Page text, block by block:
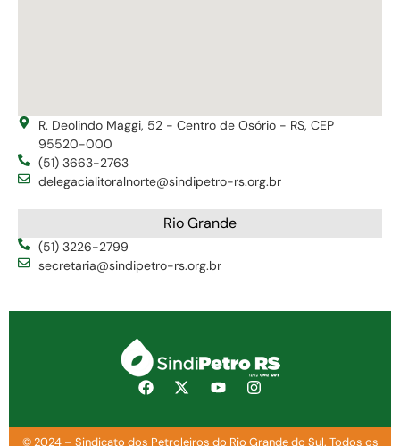
R. Deolindo Maggi, 52 - Centro de Osório - RS, CEP
95520-000
(51) 3663-2763
delegacialitoralnorte@sindipetro-rs.org.br
Rio Grande
(51) 3226-2799
secretaria@sindipetro-rs.org.br
© 2024 – Sindicato dos Petroleiros do Rio Grande do Sul. Todos os